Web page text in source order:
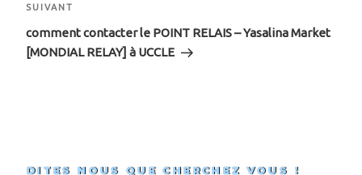
Article
suivant
SUIVANT
comment contacter le POINT RELAIS – Yasalina Market
[MONDIAL RELAY] à UCCLE
DITES NOUS QUE CHERCHEZ VOUS !